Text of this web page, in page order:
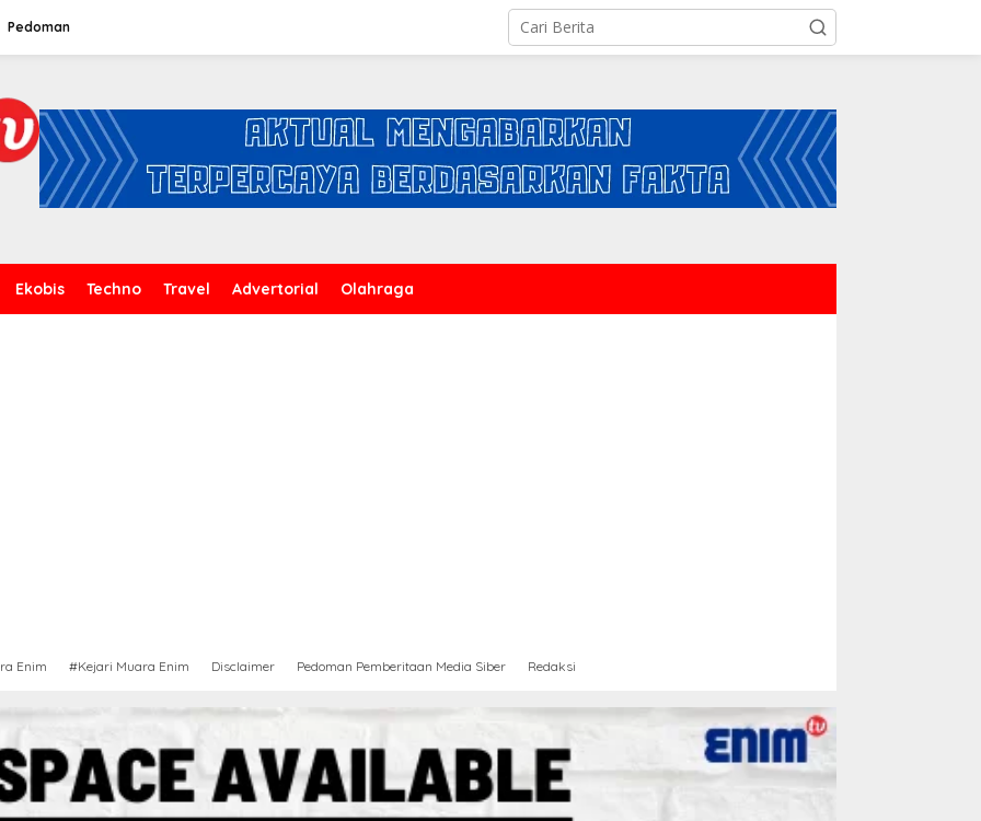
Pedoman
Ekobis Techno Travel Advertorial Olahraga
Enim #Kejari Muara Enim Disclaimer Pedoman Pemberitaan Media Siber Redaksi